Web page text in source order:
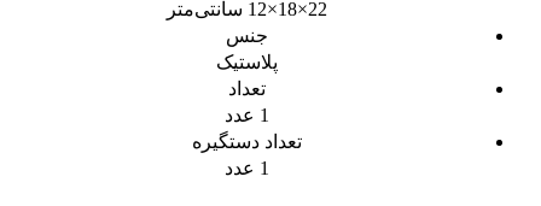
22×18×12 سانتی‌متر
جنس
پلاستیک
تعداد
1 عدد
تعداد دستگیره
1 عدد